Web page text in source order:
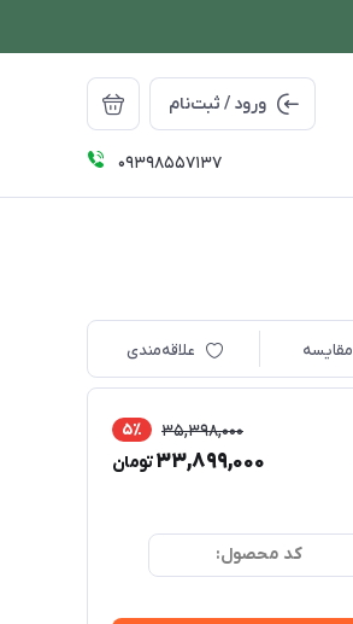
ورود / ثبت‌نام
09398557137
مقایسه علاقه‌مندی
35,398,000 5٪
33,899,000تومان
کد محصول: